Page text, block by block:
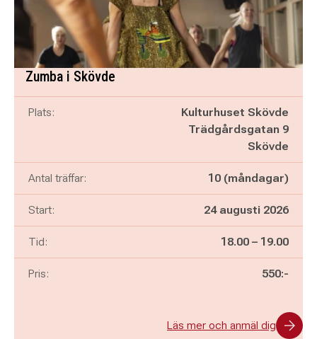
Zumba i Skövde
Plats:
Kulturhuset Skövde
Trädgårdsgatan 9
Skövde
Antal träffar: 10 (måndagar)
Start: 24 augusti 2026
Tid: Pågår mellan
18.00 – och
19.00
Pris: 550:-
Läs mer och anmäl dig